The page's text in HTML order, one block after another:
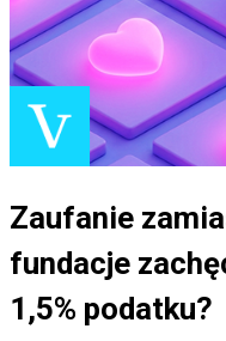
Zaufanie
fundacje
1,5% podatku?